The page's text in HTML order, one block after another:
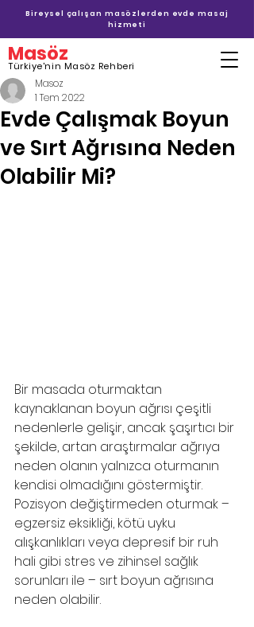
Bireysel çalışan masözlerden evde masaj
hizmeti
Masöz
Türkiye'nin Masöz Rehberi
Evde Çalışmak Boyun
ve Sırt Ağrısına Neden
Olabilir Mi?
Masoz
1 Tem 2022
Bir masada oturmaktan
kaynaklanan boyun ağrısı çeşitli
nedenlerle gelişir, ancak şaşırtıcı bir
şekilde, artan araştırmalar ağrıya
neden olanın yalnızca oturmanın
kendisi olmadığını göstermiştir.
Pozisyon değiştirmeden oturmak –
egzersiz eksikliği, kötü uyku
alışkanlıkları veya depresif bir ruh
hali gibi stres ve zihinsel sağlık
sorunları ile – sırt boyun ağrısına
neden olabilir.